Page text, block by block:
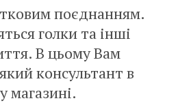
поєднанням.
голки та інші
В цьому Вам
консультант в
магазині.